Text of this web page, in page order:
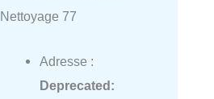
Nettoyage 77
Adresse :
Deprecated: